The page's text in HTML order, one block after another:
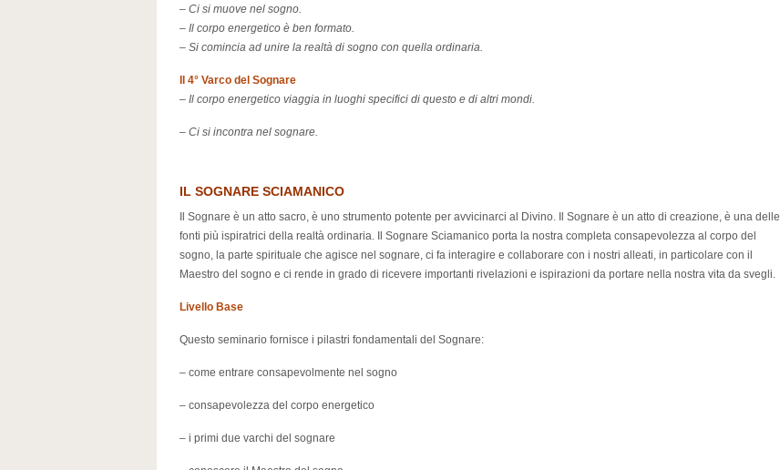
– Ci si muove nel sogno.
– Il corpo energetico è ben formato.
– Si comincia ad unire la realtà di sogno con quella ordinaria.
Il 4° Varco del Sognare
– Il corpo energetico viaggia in luoghi specifici di questo e di altri mondi.
– Ci si incontra nel sognare.
IL SOGNARE SCIAMANICO
Il Sognare è un atto sacro, è uno strumento potente per avvicinarci al Divino. Il Sognare è un atto di creazione, è una delle
fonti più ispiratrici della realtà ordinaria. Il Sognare Sciamanico porta la nostra completa consapevolezza al corpo del
sogno, la parte spirituale che agisce nel sognare, ci fa interagire e collaborare con i nostri alleati, in particolare con il
Maestro del sogno e ci rende in grado di ricevere importanti rivelazioni e ispirazioni da portare nella nostra vita da svegli.
Livello Base
Questo seminario fornisce i pilastri fondamentali del Sognare:
– come entrare consapevolmente nel sogno
– consapevolezza del corpo energetico
– i primi due varchi del sognare